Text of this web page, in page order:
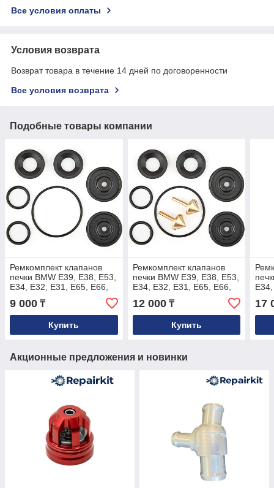
Все условия оплаты
Условия возврата
Возврат товара в течение 14 дней по договоренности
Все условия возврата
Подобные товары компании
Ремкомплект клапанов
печки BMW E39, E38, E53,
E34, E32, E31, E65, E66,
E60, E61, E63, E64
9 000 ₸
Купить
Ремкомплект клапанов
печки BMW E39, E38, E53,
E34, E32, E31, E65, E66,
E60, E61, E63, E64
12 000₸
Купить
17
Акционные предложения и новинки